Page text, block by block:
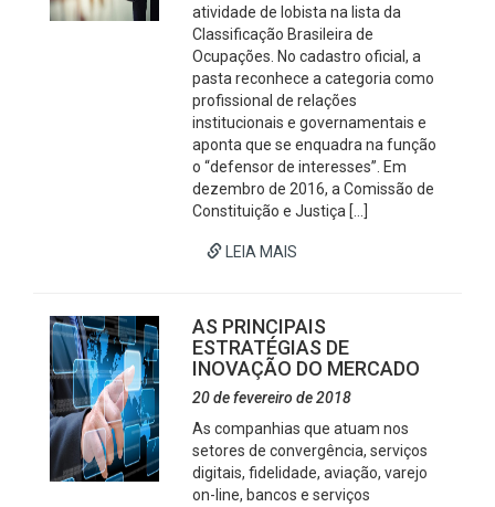
atividade de lobista na lista da
Classificação Brasileira de
Ocupações. No cadastro oficial, a
pasta reconhece a categoria como
profissional de relações
institucionais e governamentais e
aponta que se enquadra na função
o “defensor de interesses”. Em
dezembro de 2016, a Comissão de
Constituição e Justiça […]
LEIA MAIS
AS PRINCIPAIS
ESTRATÉGIAS DE
INOVAÇÃO DO MERCADO
20 de fevereiro de 2018
As companhias que atuam nos
setores de convergência, serviços
digitais, fidelidade, aviação, varejo
on-line, bancos e serviços